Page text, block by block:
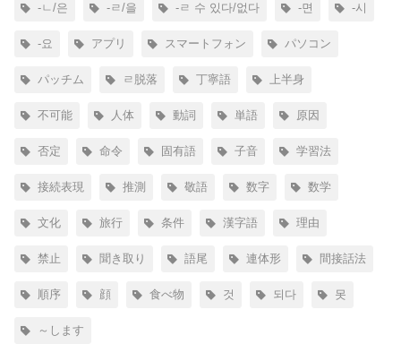
-ㄴ/은 -ㄹ/을 -ㄹ 수 있다/없다 -면 -시
-요 アプリ スマートフォン パソコン
パッチム ㄹ脱落 丁寧語 上半身
不可能 人体 動詞 単語 原因
否定 命令 固有語 子音 学習法
接続表現 推測 敬語 数字 数学
文化 旅行 条件 漢字語 理由
禁止 聞き取り 語尾 連体形 間接話法
順序 顔 食べ物 것 되다 못
～します